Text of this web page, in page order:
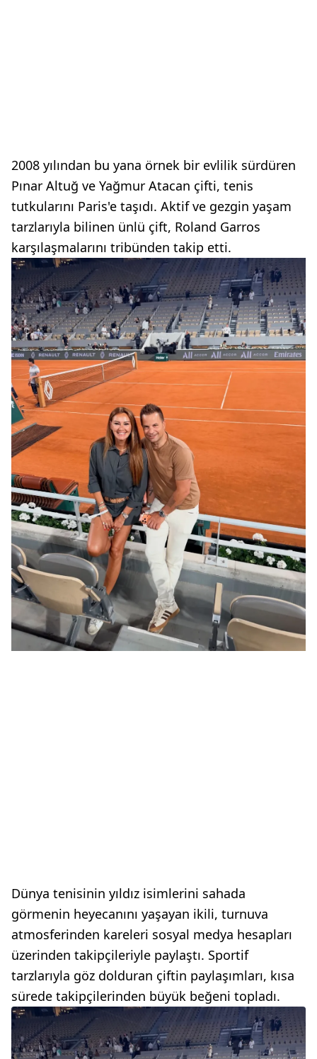
2008 yılından bu yana örnek bir evlilik sürdüren
Pınar Altuğ ve Yağmur Atacan çifti, tenis
tutkularını Paris'e taşıdı. Aktif ve gezgin yaşam
tarzlarıyla bilinen ünlü çift, Roland Garros
karşılaşmalarını tribünden takip etti.
Dünya tenisinin yıldız isimlerini sahada
görmenin heyecanını yaşayan ikili, turnuva
atmosferinden kareleri sosyal medya hesapları
üzerinden takipçileriyle paylaştı. Sportif
tarzlarıyla göz dolduran çiftin paylaşımları, kısa
sürede takipçilerinden büyük beğeni topladı.